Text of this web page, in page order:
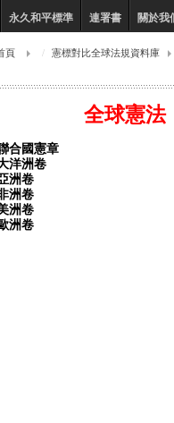
永久和平標準 連署書 關於我
頁 憲標對比全球法規資料庫
全球憲法
合國憲章
洋洲卷
洲卷
洲卷
洲卷
洲卷